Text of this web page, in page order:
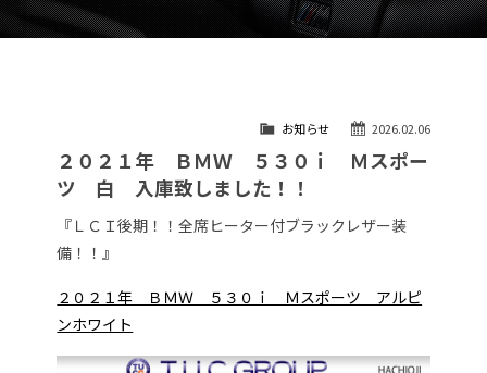
保証＆サービス
アクセスマップ
自動車保険
TUCとは？
納車blog
スタッフblog
会社概要
2026.02.06
お知らせ
２０２１年 ＢＭＷ ５３０ｉ Ｍスポー
ツ 白 入庫致しました！！
『ＬＣＩ後期！！全席ヒーター付ブラックレザー装
備！！』
２０２１年 ＢＭＷ ５３０ｉ Ｍスポーツ アルピ
ンホワイト